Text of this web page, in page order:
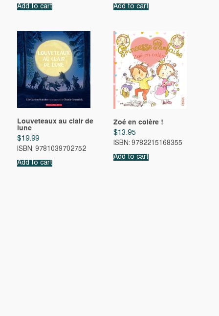
Add to cart Add to cart
Louveteaux au clair de
lune
$19.99
ISBN: 9781039702752
Add to cart
Zoé en colère !
$13.95
ISBN: 9782215168355
Add to cart